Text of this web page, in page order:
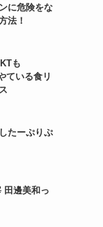
に危険をな
法！
も
ている食リ
たーぷりぷ
田邊美和っ